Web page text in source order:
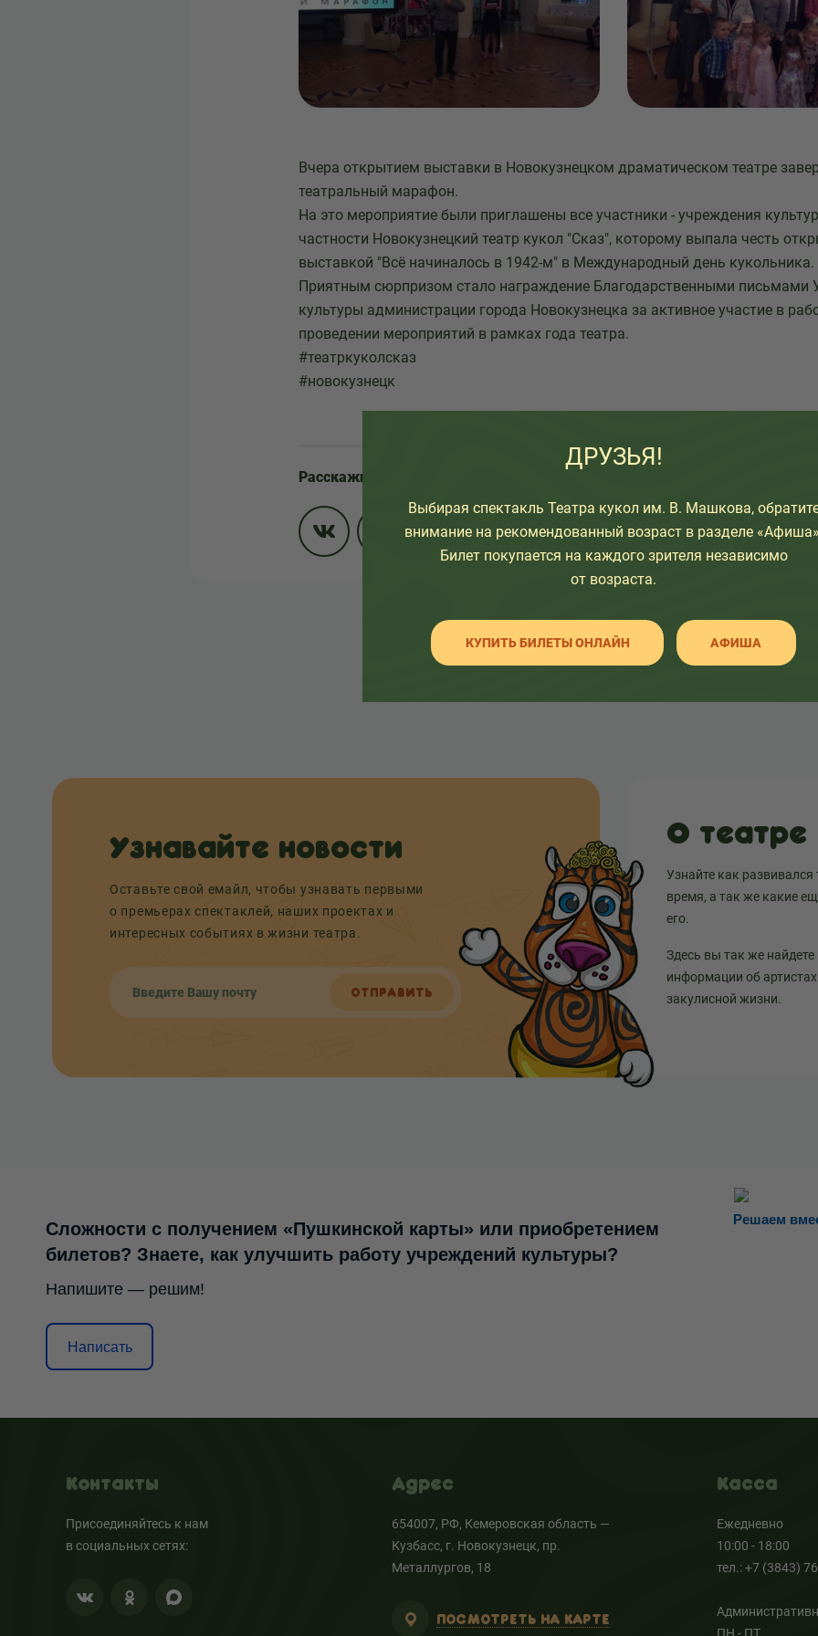
Вчера открытием выставки в Новокузнецком драматическом театре
театральный марафон.
На это мероприятие были приглашены все участники - учреждения
частности Новокузнецкий театр кукол "Сказ", которому выпала честь
выставкой "Всё начиналось в 1942-м" в Международный день кукольника.
Приятным сюрпризом стало награждение Благодарственными письмами
культуры администрации города Новокузнецка за активное участие в
проведении мероприятий в рамках года театра.
#театркуколсказ
#новокузнецк
Расскажите друзьям:
НАЗАД К СПИСКУ
Узнавайте новости
Оставьте свой емайл, чтобы узнавать первыми
о премьерах спектаклей, наших проектах и
интересных событиях в жизни театра.
ОТПРАВИТЬ
О театре
Узнайте как развивался
время, а так же какие
его.
Здесь вы так же найдете
информации об артистах
закулисной жизни.
Решаем
Сложности с получением «Пушкинской карты» или приобретением
билетов? Знаете, как улучшить работу учреждений культуры?
Напишите — решим!
Написать
Контакты
Присоединяйтесь к нам
в социальных сетях:
Адрес
654007, РФ, Кемеровская область —
Кузбасс, г. Новокузнецк, пр.
Металлургов, 18
ПОСМОТРЕТЬ НА КАРТЕ
Касса
Ежедневно
10:00 - 18:00
тел.: +7 (3843)
ДРУЗЬЯ!
Выбирая спектакль Театра кукол им. В. Машкова,
внимание на рекомендованный возраст в разделе
Билет покупается на каждого зрителя независимо
от возраста.
КУПИТЬ БИЛЕТЫ ОНЛАЙН АФИША